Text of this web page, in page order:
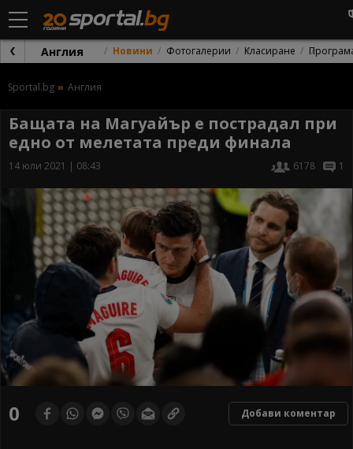
Англия Новини Фотогалерии Класиране
Sportal.bg Англия
Бащата на Магуайър е пострадал при
едно от мелетата преди финала
14 юли 2021 | 08:43 6178 1
0 Добави коментар